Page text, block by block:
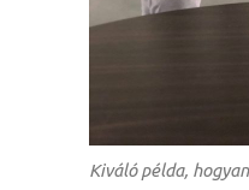
Kiváló példa,